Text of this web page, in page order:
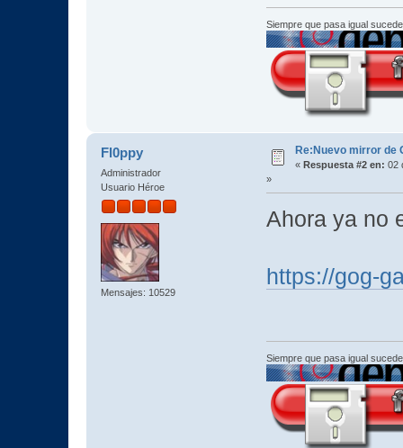
Siempre que pasa igual
Fl0ppy
Administrador
Usuario Héroe
Mensajes: 10529
Re:Nuevo mirror de
« Respuesta #2 en: 02
»
Ahora ya no
https://gog-
Siempre que pasa igual